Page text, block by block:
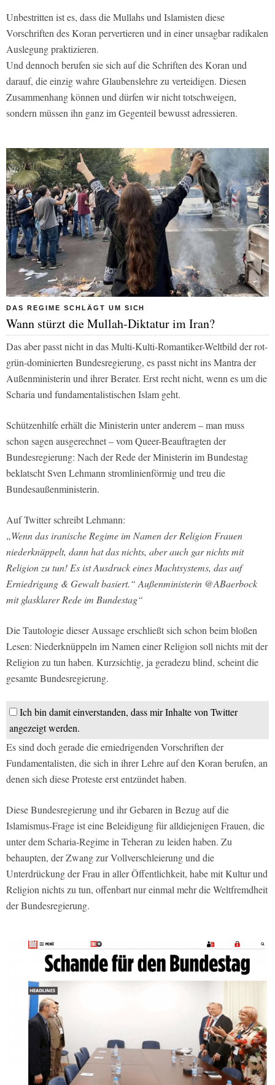
Unbestritten ist es, dass die Mullahs und Islamisten diese
Vorschriften des Koran pervertieren und in einer unsagbar radikalen
Auslegung praktizieren.
Und dennoch berufen sie sich auf die Schriften des Koran und
darauf, die einzig wahre Glaubenslehre zu verteidigen. Diesen
Zusammenhang können und dürfen wir nicht totschweigen,
sondern müssen ihn ganz im Gegenteil bewusst adressieren.
DAS REGIME SCHLÄGT UM SICH
Wann stürzt die Mullah-Diktatur im Iran?
Das aber passt nicht in das Multi-Kulti-Romantiker-Weltbild der rot-
grün-dominierten Bundesregierung, es passt nicht ins Mantra der
Außenministerin und ihrer Berater. Erst recht nicht, wenn es um die
Scharia und fundamentalistischen Islam geht.
Schützenhilfe erhält die Ministerin unter anderem – man muss
schon sagen ausgerechnet – vom Queer-Beauftragten der
Bundesregierung: Nach der Rede der Ministerin im Bundestag
beklatscht Sven Lehmann stromlinienförmig und treu die
Bundesaußenministerin.
Auf Twitter schreibt Lehmann:
„Wenn das iranische Regime im Namen der Religion Frauen
niederknüppelt, dann hat das nichts, aber auch gar nichts mit
Religion zu tun! Es ist Ausdruck eines Machtsystems, das auf
Erniedrigung & Gewalt basiert.“ Außenministerin @ABaerbock
mit glasklarer Rede im Bundestag“
Die Tautologie dieser Aussage erschließt sich schon beim bloßen
Lesen: Niederknüppeln im Namen einer Religion soll nichts mit der
Religion zu tun haben. Kurzsichtig, ja geradezu blind, scheint die
gesamte Bundesregierung.
Ich bin damit einverstanden, dass mir Inhalte von Twitter
angezeigt werden.
Es sind doch gerade die erniedrigenden Vorschriften der
Fundamentalisten, die sich in ihrer Lehre auf den Koran berufen, an
denen sich diese Proteste erst entzündet haben.
Diese Bundesregierung und ihr Gebaren in Bezug auf die
Islamismus-Frage ist eine Beleidigung für alldiejenigen Frauen, die
unter dem Scharia-Regime in Teheran zu leiden haben. Zu
behaupten, der Zwang zur Vollverschleierung und die
Unterdrückung der Frau in aller Öffentlichkeit, habe mit Kultur und
Religion nichts zu tun, offenbart nur einmal mehr die Weltfremdheit
der Bundesregierung.